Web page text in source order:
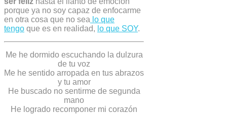
porque ya no soy capaz de enfocarme
en otra cosa que no sea lo que
tengo que es en realidad, lo que SOY.
Me he dormido escuchando la dulzura
de tu voz
Me he sentido arropada en tus abrazos
y tu amor
He buscado no sentirme de segunda
mano
He logrado recomponer mi corazón